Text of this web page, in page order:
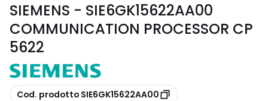
SIEMENS - SIE6GK15622AA00
COMMUNICATION PROCESSOR CP
5622
copia
Cod. prodotto SIE6GK15622AA00